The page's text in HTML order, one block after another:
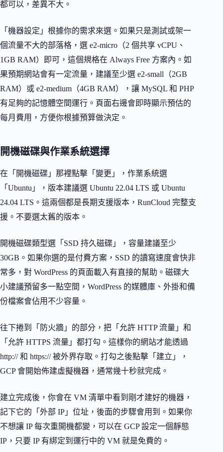
都可以，差異不大。
「機器設定」根據你的需求來選。如果只是測試或架一
個流量不大的部落格，選 e2-micro（2 個共享 vCPU、
1GB RAM）即可，這個規格在 Always Free 方案內。如
果預期網站會有一定流量，建議至少選 e2-small（2GB
RAM）或 e2-medium（4GB RAM），讓 MySQL 和 PHP
有足夠的記憶體空間運行。頁面右邊會即時顯示預估的
每月費用，方便你根據預算做決定。
開機磁碟與作業系統選擇
在「開機磁碟」那裡點擊「變更」，作業系統選
「Ubuntu」，版本建議選 Ubuntu 22.04 LTS 或 Ubuntu
24.04 LTS。這兩個都是長期支援版本，RunCloud 完整支
援。不要選太舊的版本。
開機磁碟類型選「SSD 持久磁碟」，容量建議至少
30GB。如果你選的是付費方案，SSD 的讀寫速度會快非
常多，對 WordPress 的頁面載入有直接的幫助。磁碟大
小建議預留多一點空間，WordPress 的媒體庫、外掛和備
份檔案會佔用不少容量。
往下捲到「防火牆」的部分，把「允許 HTTP 流量」和
「允許 HTTPS 流量」都打勾。這樣你的網站才能透過
http:// 和 https:// 被外界存取。打勾之後點擊「建立」，
GCP 會開始佈建虛擬機器，通常幾十秒就完成。
建立完成後，你會在 VM 清單中看到剛才建好的機器，
記下它的「外部 IP」位址，後面的步驟會用到。如果你
不想讓 IP 每次重開機都變，可以在 GCP 設定一個靜態
IP，只要 IP 有綁定到運行中的 VM 就是免費的。